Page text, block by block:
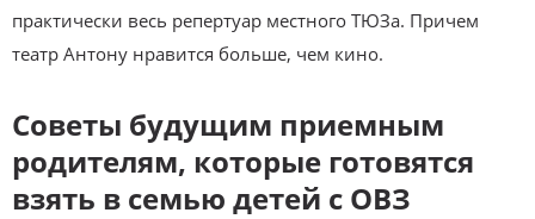
практически весь репертуар местного ТЮЗа. Причем
театр Антону нравится больше, чем кино.
Советы будущим приемным
родителям, которые готовятся
взять в семью детей с ОВЗ